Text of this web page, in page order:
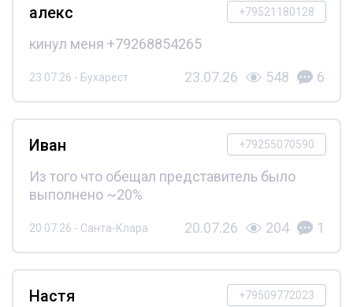
+79521180128
алекс
кинул меня +79268854265
23.07.26 - Бухарест 23.07.26 548 6
+79255070590
Иван
Из того что обещал представитель было
выполнено ~20%
20.07.26 - Санта-Клара 20.07.26 204 1
+79509772023
Настя